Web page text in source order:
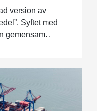
version av
Syftet med
gemensam...